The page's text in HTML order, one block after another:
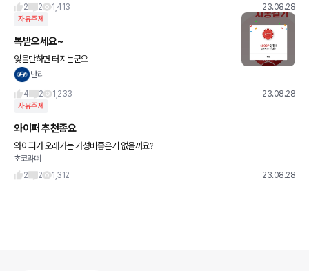
2
2 1,413 23.08.28
자유주제
복받으세요~
잊을만하면 터지는군요
난리
4
2 1,233 23.08.28
자유주제
와이퍼 추천좀요
와이퍼가 오래가는 가성비좋은거 없을까요?
초코라떼
2
2 1,312 23.08.28